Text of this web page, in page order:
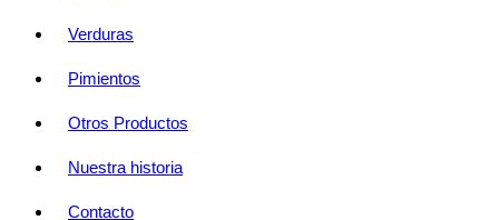
Verduras
Pimientos
Otros Productos
Nuestra historia
Contacto